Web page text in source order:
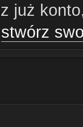
już
stwórz